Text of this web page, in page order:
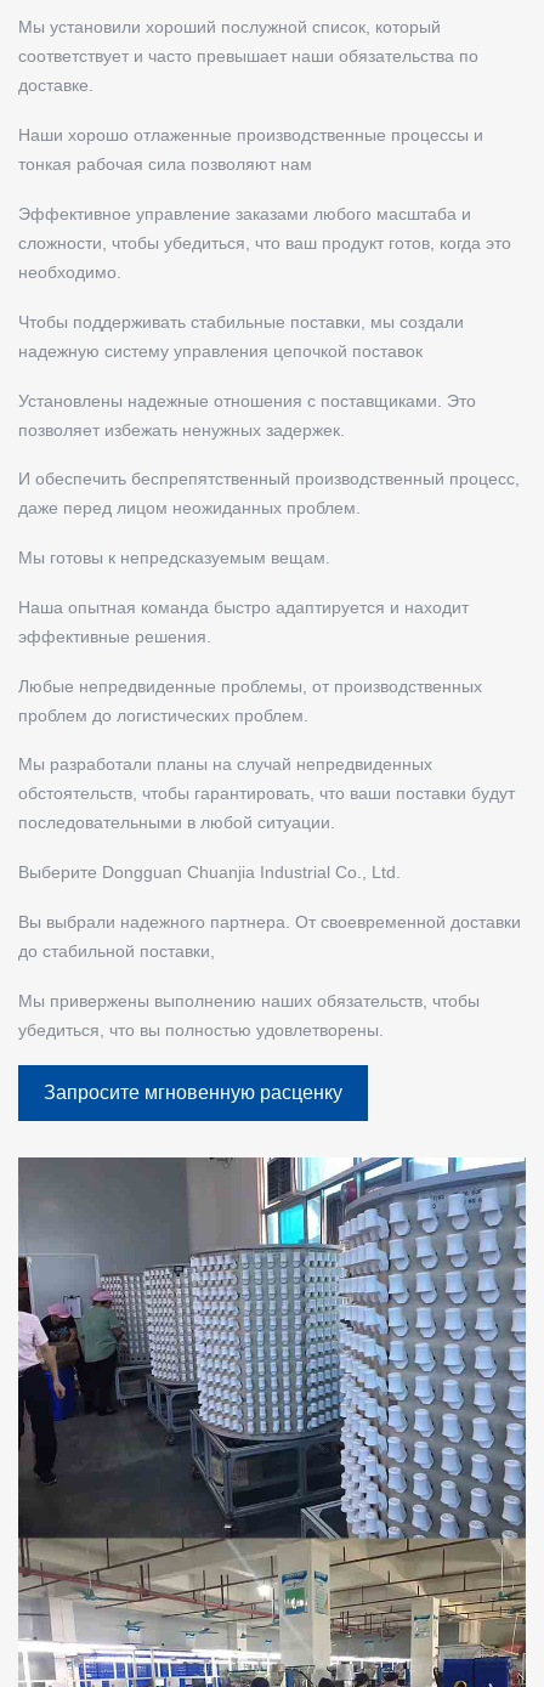
Мы установили хороший послужной список, который
соответствует и часто превышает наши обязательства по
доставке.
Наши хорошо отлаженные производственные процессы и
тонкая рабочая сила позволяют нам
Эффективное управление заказами любого масштаба и
сложности, чтобы убедиться, что ваш продукт готов, когда это
необходимо.
Чтобы поддерживать стабильные поставки, мы создали
надежную систему управления цепочкой поставок
Установлены надежные отношения с поставщиками. Это
позволяет избежать ненужных задержек.
И обеспечить беспрепятственный производственный процесс,
даже перед лицом неожиданных проблем.
Мы готовы к непредсказуемым вещам.
Наша опытная команда быстро адаптируется и находит
эффективные решения.
Любые непредвиденные проблемы, от производственных
проблем до логистических проблем.
Мы разработали планы на случай непредвиденных
обстоятельств, чтобы гарантировать, что ваши поставки будут
последовательными в любой ситуации.
Выберите Dongguan Chuanjia Industrial Co., Ltd.
Вы выбрали надежного партнера. От своевременной доставки
до стабильной поставки,
Мы привержены выполнению наших обязательств, чтобы
убедиться, что вы полностью удовлетворены.
Запросите мгновенную расценку